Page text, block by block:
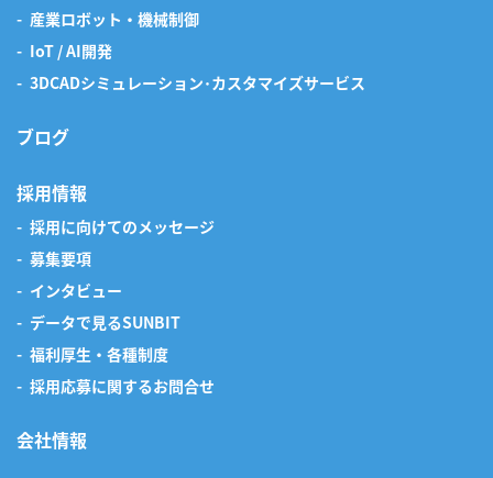
産業ロボット・機械制御
IoT / AI開発
3DCADシミュレーション･カスタマイズサービス
ブログ
採用情報
採用に向けてのメッセージ
募集要項
インタビュー
データで見るSUNBIT
福利厚生・各種制度
採用応募に関するお問合せ
会社情報